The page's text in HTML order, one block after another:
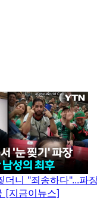
더니 "죄송하다"...파
[지금이뉴스]